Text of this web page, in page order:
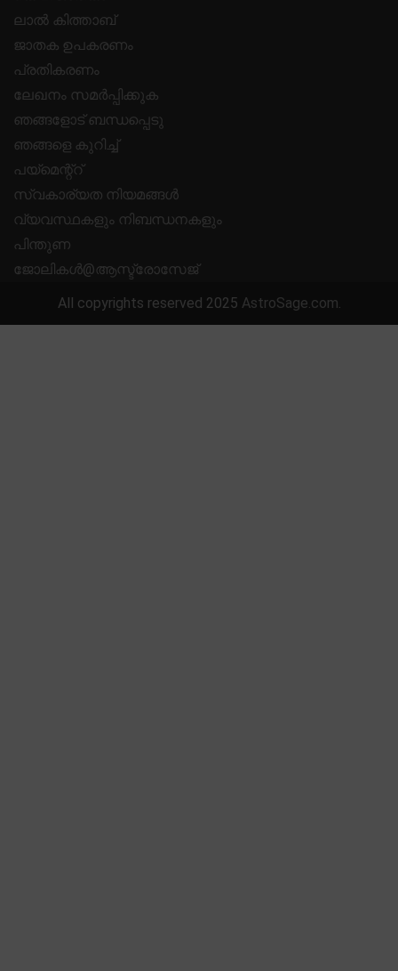
ലാൽ കിത്താബ്
ജാതക ഉപകരണം
പ്രതികരണം
ലേഖനം സമർപ്പിക്കുക
ഞങ്ങളോട് ബന്ധപ്പെടു
ഞങ്ങളെ കുറിച്ച്
പയ്മെന്റ്റ്
സ്വകാര്യത നിയമങ്ങൾ
വ്യവസ്ഥകളും നിബന്ധനകളും
പിന്തുണ
ജോലികൾ@ആസ്ട്രോസേജ്
All copyrights reserved 2025 AstroSage.com.